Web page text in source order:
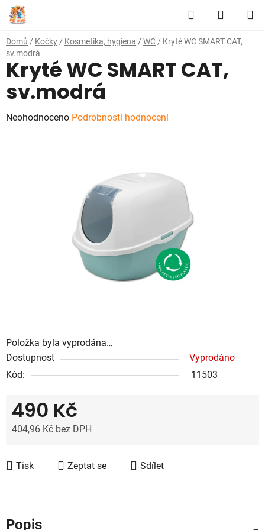
Přejít
na
obsah
Hledat
KOŠÍK
Domů / Kočky / Kosmetika, hygiena / WC / Kryté WC SMART CAT,
sv.modrá
Položka byla vyprodána…
Dostupnost
Vyprodáno
Kód:
11503
490 Kč
404,96 Kč bez DPH
Tisk
Zeptat se Sdílet
Kryté WC SMART CAT,
sv.modrá
Průměrné
Neohodnoceno Podrobnosti hodnocení
Popis